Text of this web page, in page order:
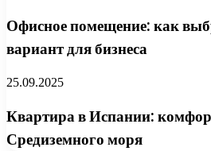
Офисное помещение: как
вариант для бизнеса
25.09.2025
Квартира в Испании:
Средиземного моря